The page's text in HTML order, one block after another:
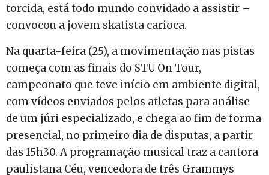
torcida, está todo mundo convidado a assistir –
convocou a jovem skatista carioca.
Na quarta-feira (25), a movimentação nas pistas
começa com as finais do STU On Tour,
campeonato que teve início em ambiente digital,
com vídeos enviados pelos atletas para análise
de um júri especializado, e chega ao fim de forma
presencial, no primeiro dia de disputas, a partir
das 15h30. A programação musical traz a cantora
paulistana Céu, vencedora de três Grammys